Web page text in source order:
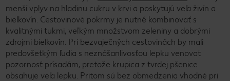
menší vplyv na hladinu cukru v krvi a poskytujú veľa živín a
bielkovín. Cestovinové pokrmy je nutné kombinovať s
kvalitnými tukmi, veľkým množstvom zeleniny a dobrými
zdrojmi bielkovín. Pri bezvaječných cestovinách by mali
predovšetkým ľudia s neznášanlivosťou lepku venovať
pozornosť prísadám, pretože krupica z tvrdej pšenice
obsahuje veľa lepku. Pritom sú bez obmedzenia vhodné pri